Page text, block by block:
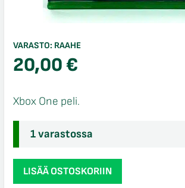
VARASTO: RAAHE
20,00€
Xbox One peli.
1 varastossa
Middle
Earth
LISÄÄ OSTOSKORIIN